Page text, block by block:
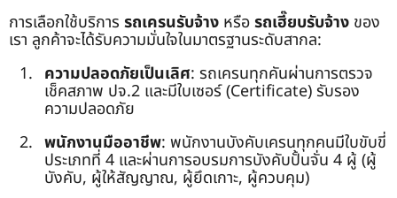
การเลือกใช้บริการ รถเครนรับจ้าง หรือรถเฮี๊ยบรับจ้าง ของ
เรา ลูกค้าจะได้รับความมั่นใจในมาตรฐานระดับสากล:
ความปลอดภัยเป็นเลิศ: รถเครนทุกคันผ่านการตรวจ
เช็คสภาพ ปจ.2 และมีใบเซอร์ (Certificate) รับรอง
ความปลอดภัย
พนักงานมืออาชีพ: พนักงานบังคับเครนทุกคนมีใบขับขี่
ประเภทที่ 4 และผ่านการอบรมการบังคับปั้นจั่น 4 ผู้ (ผู้
บังคับ, ผู้ให้สัญญาณ, ผู้ยึดเกาะ, ผู้ควบคุม)